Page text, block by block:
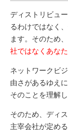
ディストリビュ
るわけではなく
ます。そのため、
社ではなくあな
ネットワークビ
由さがあるゆえ
そのことを理解
そのため、ディ
主宰会社が定め